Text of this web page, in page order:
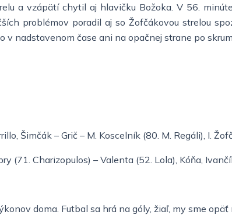
a vzápätí chytil aj hlavičku Božoka. V 56.
problémov poradil aj so Žofčákovou strelou
nadstavenom čase ani na opačnej strane po
Šimčák – Grič – M. Koscelník (80. M. Regáli), I.
(71. Charizopulos) – Valenta (52. Lola), Kóňa,
doma. Futbal sa hrá na góly, žiaľ, my sme